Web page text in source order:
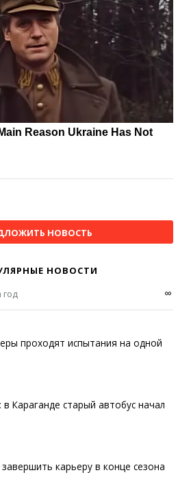
НОВОСТЬ
НОВОСТИ
год ∞
проходят испытания на одной
Караганде старый автобус начал
карьеру в конце сезона